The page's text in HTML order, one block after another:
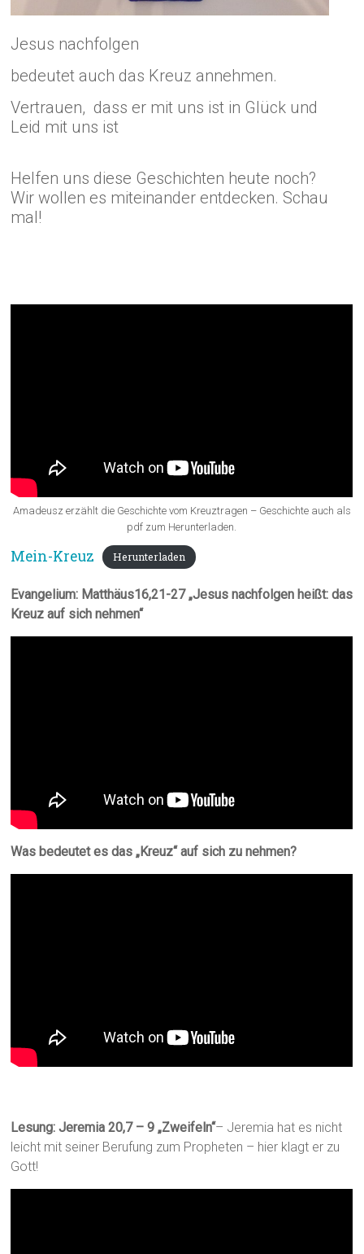
Jesus nachfolgen
bedeutet auch das Kreuz annehmen.
Vertrauen, dass er mit uns ist in Glück und
Leid mit uns ist
Helfen uns diese Geschichten heute noch?
Wir wollen es miteinander entdecken. Schau
mal!
Amadeusz erzählt die Geschichte vom Kreuztragen – Geschichte auch als
pdf zum Herunterladen.
Mein-Kreuz Herunterladen
Evangelium: Matthäus16,21-27 „Jesus nachfolgen heißt: das
Kreuz auf sich nehmen“
Was bedeutet es das „Kreuz“ auf sich zu nehmen?
Lesung: Jeremia 20,7 – 9 „Zweifeln“– Jeremia hat es nicht
leicht mit seiner Berufung zum Propheten – hier klagt er zu
Gott!